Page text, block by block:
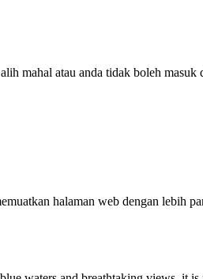
mahal atau anda tidak boleh
halaman web dengan lebih